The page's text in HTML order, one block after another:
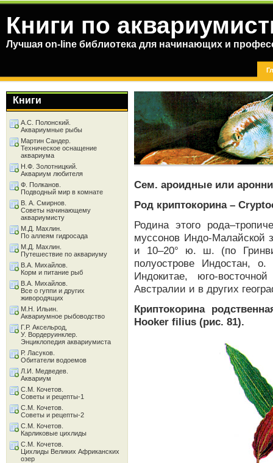
Книги по
Лучшая on-line библиотека для начинающих и
Сем. ароидные или
Род криптокорина –
Родина этого
муссонов Индо-Малайской
и 10–20° ю. ш. (по
полуострове Индостан,
Индокитае, юго-
Австралии и в других
Криптокорина
Hooker filius (рис. 81).
Книги
А.С. Полонский.
Аквариумные рыбы
Мартин Сандер.
Техническое оснащение
аквариума
Н.Ф. Золотницкий.
Аквариум любителя
Ф. Полканов.
Подводный мир в комнате
В. А. Смирнов.
Советы начинающему
аквариумисту
М.Д. Махлин.
По аллеям гидросада
М.Д. Махлин.
Путешествие по аквариуму
В.А. Михайлов.
Корм и питание рыб
В.А. Михайлов.
Все о гуппи и других
живородящих
М.Н. Ильин.
Аквариумное рыбоводство
Г.Р. Аксельрод,
У. Вордеруинклер.
Энциклопедия аквариумиста
Р. Ласуков.
Обитатели водоемов
Л.И. Медведев.
Аквариум
С.М. Кочетов.
Советы и рецепты-1
С.М. Кочетов.
Советы и рецепты-2
С.М. Кочетов.
Карликовые цихлиды
С.М. Кочетов.
Цихлиды Великих Африканских
озер